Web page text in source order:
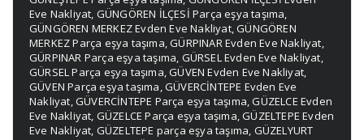
Eve Nakliyat, GÜNGÖREN İLÇESİ Parça eşya taşıma,
GÜNGÖREN MERKEZ Evden Eve Nakliyat,GÜNGÖREN
MERKEZ Parça eşya taşıma,GÜRPINAR Evden Eve Nakliyat,
GÜRPINAR Parça eşya taşıma, GÜRSEL Evden Eve Nakliyat,
GÜRSEL Parça eşya taşıma,GÜVEN Evden Eve Nakliyat,
GÜVEN Parça eşya taşıma,GÜVERCİNTEPE Evden Eve
Nakliyat,GÜVERCİNTEPE Parça eşya taşıma,GÜZELCE Evden
Eve Nakliyat, GÜZELCE Parça eşya taşıma,GÜZELTEPE Evden
Eve Nakliyat, GÜZELTEPE parça eşya taşıma, GÜZELYURT